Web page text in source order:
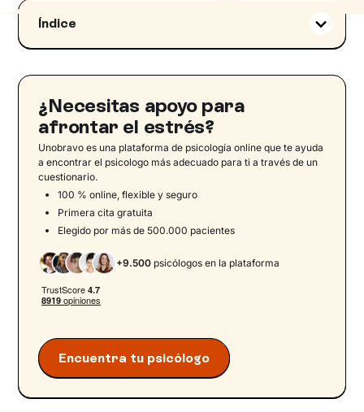
Índice
¿Qué es el vértigo?
Síntomas del vértigo
Vértigos psicógenos
Síntomas del vértigo por estrés
Vértigo por estrés: causas
¿Cuál es la relación entre estrés y vértigo?
¿Cúanto tiempo dura el vértigo por estrés?
Vértigo y ansiedad: ¿se pueden sufrir mareos
por ansiedad?
Vértigo por estrés: tratamiento
Encuentra apoyo profesional para gestionar el
¿Necesitas apoyo para
afrontar el estrés?
Unobravo es una plataforma de psicología online que te ayuda
a encontrar el psicologo más adecuado para ti a través de un
cuestionario.
Encuentra tu psicólogo
100 % online, flexible y seguro
Primera cita gratuita
Elegido por más de 500.000 pacientes
+9.500 psicólogos en la plataforma